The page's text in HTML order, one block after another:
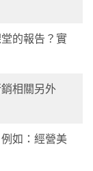
的報告？實
相關另外
如：經營美